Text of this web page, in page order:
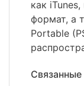
как
формат, а
Portable